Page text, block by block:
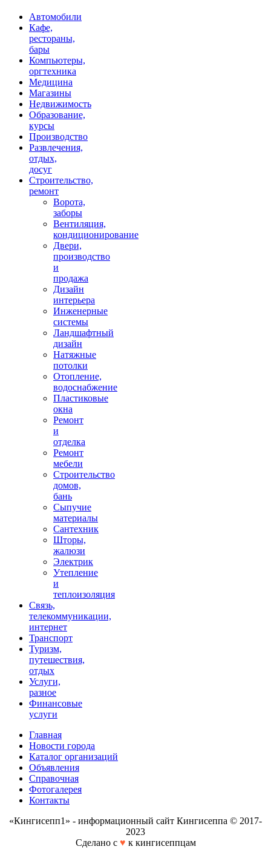
Автомобили
Кафе,
рестораны,
бары
Компьютеры,
оргтехника
Медицина
Магазины
Недвижимость
Образование,
курсы
Производство
Развлечения,
отдых,
досуг
Строительство,
ремонт
Ворота,
заборы
Вентиляция,
кондиционирование
Двери,
производство
и
продажа
Дизайн
интерьера
Инженерные
системы
Ландшафтный
дизайн
Натяжные
потолки
Отопление,
водоснабжение
Пластиковые
окна
Ремонт
и
отделка
Ремонт
мебели
Строительство
домов,
бань
Сыпучие
материалы
Сантехник
Шторы,
жалюзи
Электрик
Утепление
и
теплоизоляция
Связь,
телекоммуникации,
интернет
Транспорт
Туризм,
путешествия,
отдых
Услуги,
разное
Финансовые
услуги
Главная
Новости города
Каталог организаций
Объявления
Справочная
Фотогалерея
Контакты
«Кингисепп1» - информационный сайт Кингисеппа © 2017-
2023
Сделано с ♥ к кингисеппцам